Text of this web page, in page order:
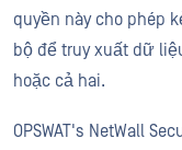
quyền này cho phép
bộ để truy xuất dữ
hoặc cả hai.
OPSWAT's NetWall